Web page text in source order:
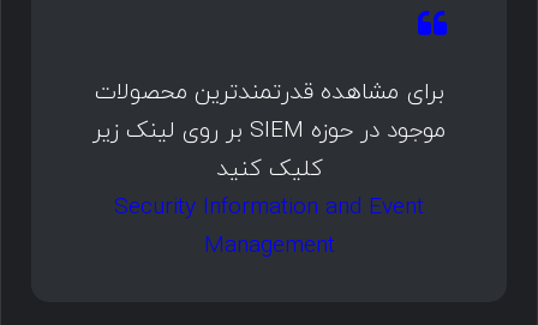
برای مشاهده قدرتمندترین محصولات
موجود در حوزه SIEM بر روی لینک زیر
کلیک کنید
Security Information and Event
Management